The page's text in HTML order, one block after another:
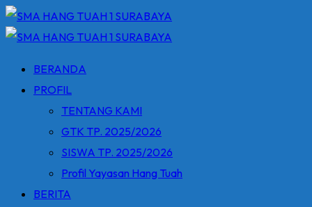
Skip
to
BERANDA
PROFIL
TENTANG KAMI
GTK TP. 2025/2026
SISWA TP. 2025/2026
Profil Yayasan Hang Tuah
BERITA